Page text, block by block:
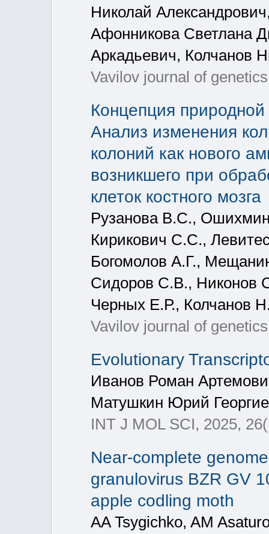
Николай
Афонникова Светлана
Аркадьевич, Колчанов
Vavilov journal of
Концепция
Анализ изменения
колоний как нового
возникшего при
клеток костного мозга
Рузанова В.С.,
Кирикович С.С.,
Богомолов А.Г.,
Сидоров С.В., Никонов
Черных Е.Р., Колчанов
Vavilov journal of
Evolutionary
Иванов Роман
Матушкин Юрий
INT J MOL SCI, 2025,
Near-complete
granulovirus BZR GV
apple codling moth
AA Tsygichko, AM